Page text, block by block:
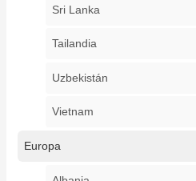
Sri Lanka
Tailandia
Uzbekistán
Vietnam
Europa